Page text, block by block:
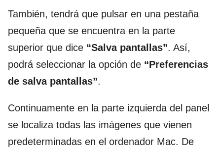
También, tendrá que pulsar en una pestaña
pequeña que se encuentra en la parte
superior que dice “Salva pantallas”. Así,
podrá seleccionar la opción de “Preferencias
de salva pantallas”.
Continuamente en la parte izquierda del panel
se localiza todas las imágenes que vienen
predeterminadas en el ordenador Mac. De